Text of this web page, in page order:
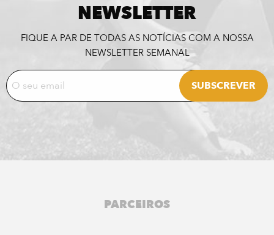
NEWSLETTER
FIQUE A PAR DE TODAS AS NOTÍCIAS COM A NOSSA
NEWSLETTER SEMANAL
PARCEIROS